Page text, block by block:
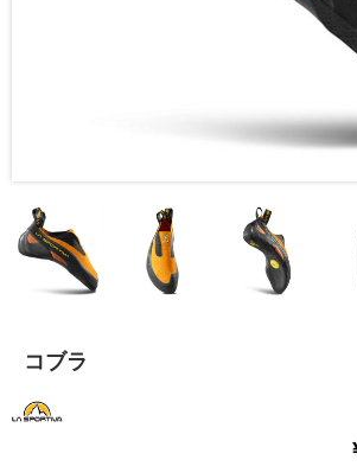
コブラ